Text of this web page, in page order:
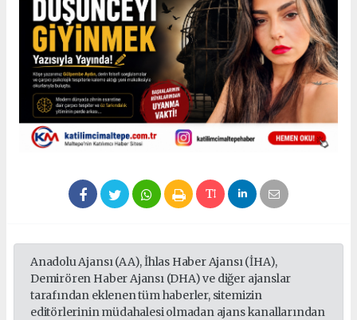
Anadolu Ajansı (AA), İhlas Haber Ajansı (İHA),
Demirören Haber Ajansı (DHA) ve diğer ajanslar
tarafından eklenen tüm haberler, sitemizin
editörlerinin müdahalesi olmadan ajans kanallarından